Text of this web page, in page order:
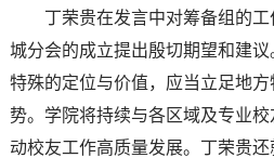
丁荣贵在发言中对筹备组的
城分会的成立提出殷切期望和建
特殊的定位与价值，应当立足地
势。学院将持续与各区域及专业
动校友工作高质量发展。丁荣贵